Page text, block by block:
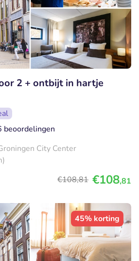
2 + ontbijt in hartje
beoordelingen
City Center
€108,81 €108,81
45% korting